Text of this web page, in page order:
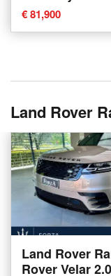
204cv auto
Cuneo
€ 81,900
Land Rover
Land Rover
Rover Velar